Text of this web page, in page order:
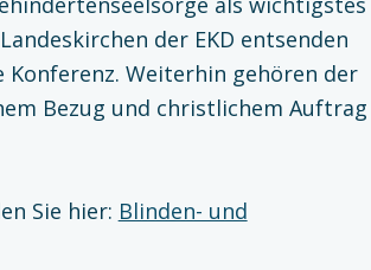
der EKD entsenden
Weiterhin gehören der
Bezug und christlichem Auftrag
Sie hier: Blinden- und